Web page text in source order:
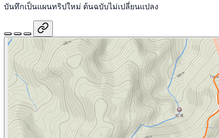
บันทึกเป็นแผนทริปใหม่ ต้นฉบับไม่เปลี่ยนแปลง